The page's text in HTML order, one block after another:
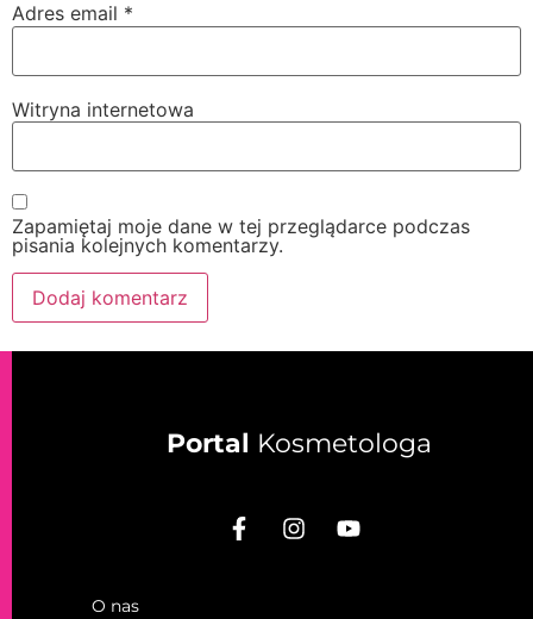
Adres email *
Witryna internetowa
Zapamiętaj moje dane w tej przeglądarce podczas
pisania kolejnych komentarzy.
Portal Kosmetologa
O nas